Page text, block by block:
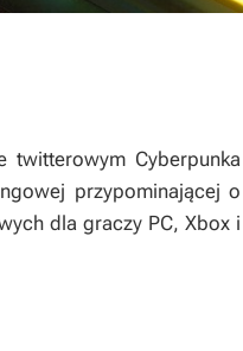
twitterowym Cyberpunka
przypominającej o
dla graczy PC, Xbox i